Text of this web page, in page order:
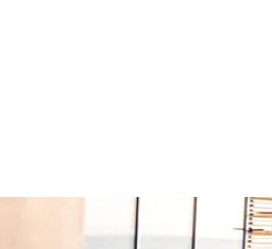
серый шифер
Nutria brown
Чёрный (selected)